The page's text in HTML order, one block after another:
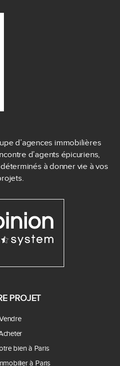
d’agences immobilières
d’agents épicuriens,
à donner vie à vos
PROJET
bien à Paris
à Paris